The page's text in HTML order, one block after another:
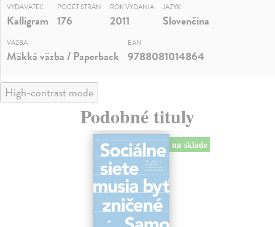
VYDAVATEĽ
Kalligram
POČET STRÁN
176
ROK VYDANIA
2011
JAZYK
Slovenčina
VÄZBA
Mäkká väzba / Paperback
EAN
9788081014864
High-contrast mode
Podobné tituly
na sklade